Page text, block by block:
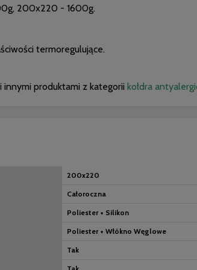
200x220 - 1600g.
termoregulujące.
innymi produktami z kategorii kołdra
200x220
Całoroczna
Poliester + Silikon
Poliester + Włókno Węglowe
Tak